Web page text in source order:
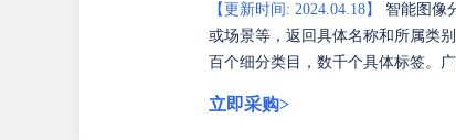
【更新时间: 2024.04.18】
智能图像
或场景等，返回具体名称和所属类
百个细分类目，数千个具体标签。
立即采购>